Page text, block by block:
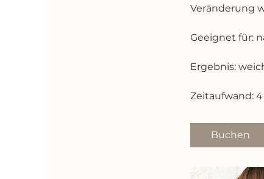
Veränderung
Geeignet für:
Ergebnis:
Zeitaufwand:
Buchen